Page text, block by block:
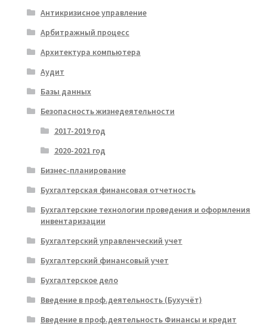
Антикризисное управление
Арбитражный процесс
Архитектура компьютера
Аудит
Базы данных
Безопасность жизнедеятельности
2017-2019 год
2020-2021 год
Бизнес-планирование
Бухгалтерская финансовая отчетность
Бухгалтерские технологии проведения и оформления
инвентаризации
Бухгалтерский управленческий учет
Бухгалтерский финансовый учет
Бухгалтерское дело
Введение в проф.деятельность (Бухучёт)
Введение в проф.деятельность Финансы и кредит